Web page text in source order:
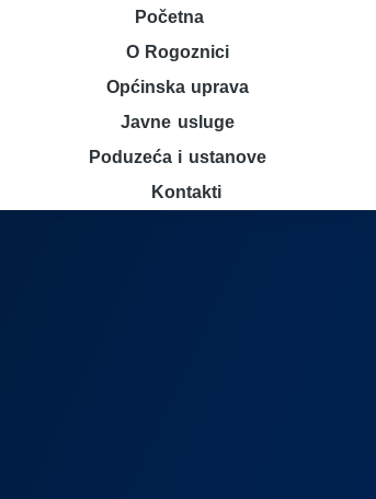
Početna
O Rogoznici
Općinska uprava
Javne usluge
Poduzeća i ustanove
Kontakti